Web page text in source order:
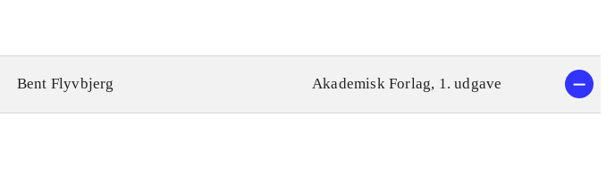
Bent Flyvbjerg Akademisk Forlag, 1. udgave